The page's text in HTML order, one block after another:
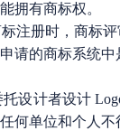
拥有商标权。
注册时，商标
请的商标系统中
设计者设计
何单位和个人不